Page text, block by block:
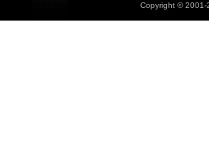
Copyright ©